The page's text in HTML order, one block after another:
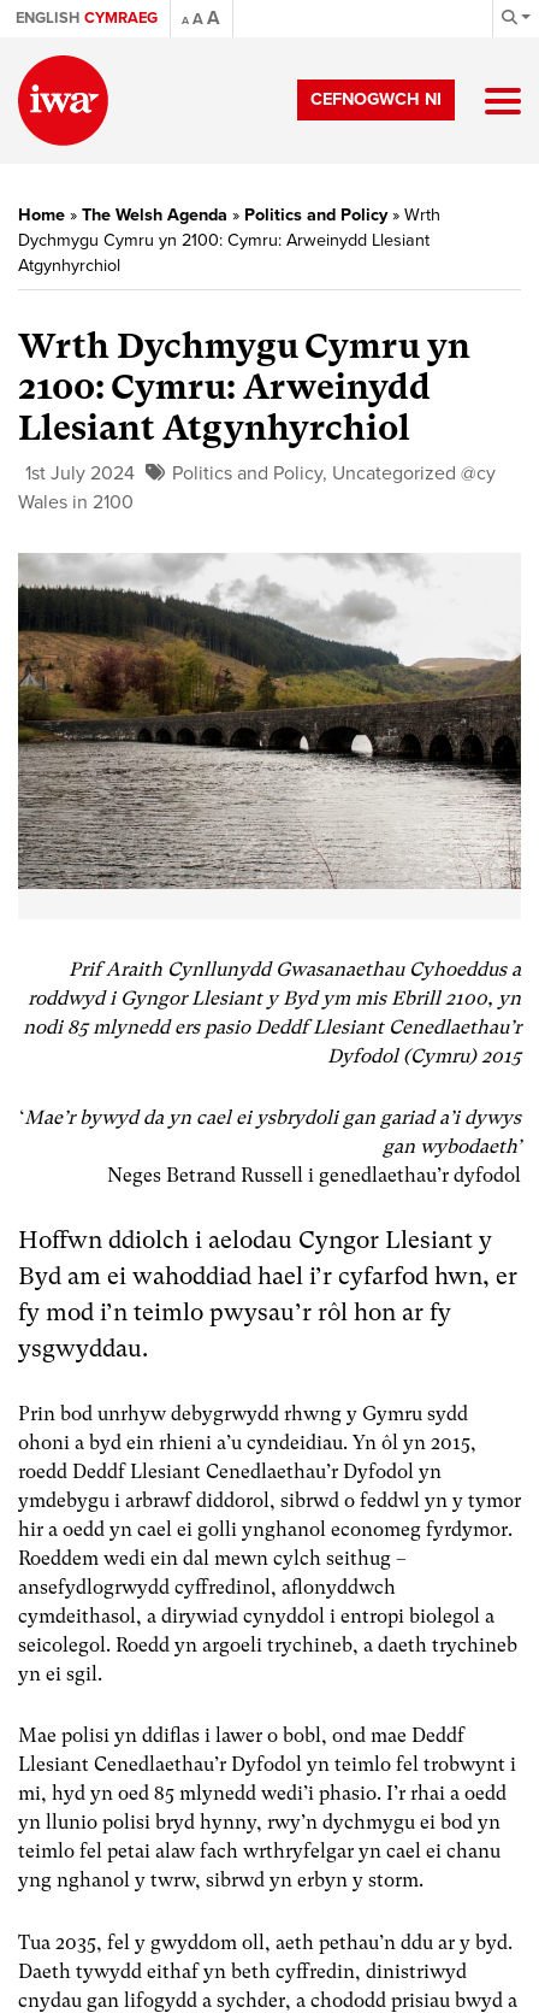
ENGLISH CYMRAEG A AA
CEFNOGWCH NI
Home » The Welsh Agenda » Politics and Policy» Wrth
Dychmygu Cymru yn 2100: Cymru: Arweinydd Llesiant
Atgynhyrchiol
Wrth Dychmygu Cymru yn
2100: Cymru: Arweinydd
Llesiant Atgynhyrchiol
1st July 2024 Politics and Policy, Uncategorized @cy
Wales in 2100
Prif Araith Cynllunydd Gwasanaethau Cyhoeddus a
roddwyd i Gyngor Llesiant y Byd ym mis Ebrill 2100, yn
nodi 85 mlynedd ers pasio Deddf Llesiant Cenedlaethau’r
Dyfodol (Cymru) 2015
‘Mae’r bywyd da yn cael ei ysbrydoli gan gariad a’i dywys
gan wybodaeth’
Neges Betrand Russell i genedlaethau’r dyfodol
Hoffwn ddiolch i aelodau Cyngor Llesiant y
Byd am ei wahoddiad hael i’r cyfarfod hwn, er
fy mod i’n teimlo pwysau’r rôl hon ar fy
ysgwyddau.
Prin bod unrhyw debygrwydd rhwng y Gymru sydd
ohoni a byd ein rhieni a’u cyndeidiau. Yn ôl yn 2015,
roedd Deddf Llesiant Cenedlaethau’r Dyfodol yn
ymdebygu i arbrawf diddorol, sibrwd o feddwl yn y tymor
hir a oedd yn cael ei golli ynghanol economeg fyrdymor.
Roeddem wedi ein dal mewn cylch seithug –
ansefydlogrwydd cyffredinol, aflonyddwch
cymdeithasol, a dirywiad cynyddol i entropi biolegol a
seicolegol. Roedd yn argoeli trychineb, a daeth trychineb
yn ei sgil.
Mae polisi yn ddiflas i lawer o bobl, ond mae Deddf
Llesiant Cenedlaethau’r Dyfodol yn teimlo fel trobwynt i
mi, hyd yn oed 85 mlynedd wedi’i phasio. I’r rhai a oedd
yn llunio polisi bryd hynny, rwy’n dychmygu ei bod yn
teimlo fel petai alaw fach wrthryfelgar yn cael ei chanu
yng nghanol y twrw, sibrwd yn erbyn y storm.
Tua 2035, fel y gwyddom oll, aeth pethau’n ddu ar y byd.
Daeth tywydd eithaf yn beth cyffredin, dinistriwyd
cnydau gan lifogydd a sychder, a chododd prisiau bwyd a